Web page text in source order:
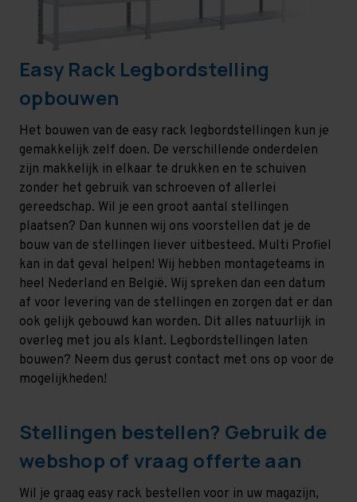
Easy Rack Legbordstelling
opbouwen
Het bouwen van de easy rack legbordstellingen kun je
gemakkelijk zelf doen. De verschillende onderdelen
zijn makkelijk in elkaar te drukken en te schuiven
zonder het gebruik van schroeven of allerlei
gereedschap. Wil je een groot aantal stellingen
plaatsen? Dan kunnen wij ons voorstellen dat je de
bouw van de stellingen liever uitbesteed. Multi Profiel
kan in dat geval helpen! Wij hebben montageteams in
heel Nederland en België. Wij spreken dan een datum
af voor levering van de stellingen en zorgen dat er dan
ook gelijk gebouwd kan worden. Dit alles natuurlijk in
overleg met jou als klant. Legbordstellingen laten
bouwen? Neem dus gerust contact met ons op voor de
mogelijkheden!
Stellingen bestellen? Gebruik de
webshop of vraag offerte aan
Wil je graag easy rack bestellen voor in uw magazijn,